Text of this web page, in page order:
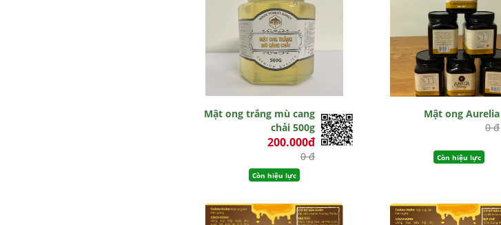
Mật ong trắng mù cang
chải 500g
200.000đ
0 đ
Còn hiệu lực
Mật ong Aurelia
0 đ
Còn hiệu lực